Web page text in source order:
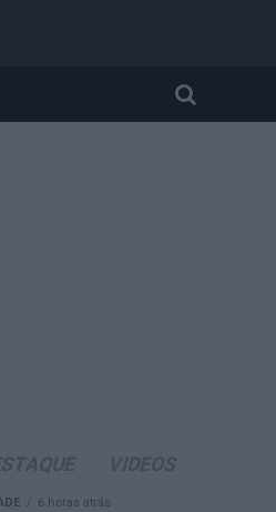
6 horas atrás